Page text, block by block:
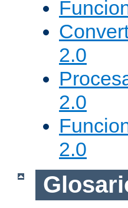
2.0
2.0
2.0